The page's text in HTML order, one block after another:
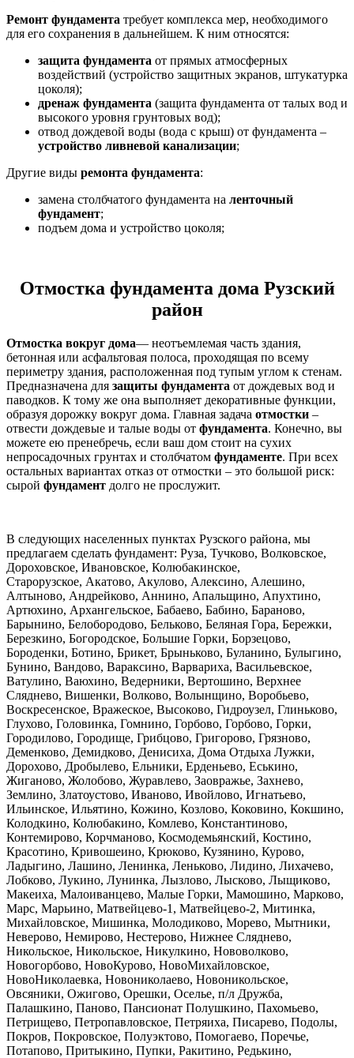
Ремонт фундамента требует комплекса мер, необходимого
для его сохранения в дальнейшем. К ним относятся:
защита фундамента от прямых атмосферных
воздействий (устройство защитных экранов, штукатурка
цоколя);
дренаж фундамента (защита фундамента от талых вод и
высокого уровня грунтовых вод);
отвод дождевой воды (вода с крыш) от фундамента –
устройство ливневой канализации;
Другие виды ремонта фундамента:
замена столбчатого фундамента на ленточный
фундамент;
подъем дома и устройство цоколя;
Отмостка фундамента дома Рузский
район
Отмостка вокруг дома— неотъемлемая часть здания,
бетонная или асфальтовая полоса, проходящая по всему
периметру здания, расположенная под тупым углом к стенам.
Предназначена для защиты фундамента от дождевых вод и
паводков. К тому же она выполняет декоративные функции,
образуя дорожку вокруг дома. Главная задача отмостки –
отвести дождевые и талые воды от фундамента. Конечно, вы
можете ею пренебречь, если ваш дом стоит на сухих
непросадочных грунтах и столбчатом фундаменте. При всех
остальных вариантах отказ от отмостки – это большой риск:
сырой фундамент долго не прослужит.
В следующих населенных пунктах Рузского района, мы
предлагаем сделать фундамент: Руза, Тучково, Волковское,
Дороховское, Ивановское, Колюбакинское,
Старорузское, Акатово, Акулово, Алексино, Алешино,
Алтыново, Андрейково, Аннино, Апальщино, Апухтино,
Артюхино, Архангельское, Бабаево, Бабино, Бараново,
Барынино, Белобородово, Бельково, Беляная Гора, Бережки,
Березкино, Богородское, Большие Горки, Борзецово,
Бороденки, Ботино, Брикет, Брыньково, Буланино, Булыгино,
Бунино, Вандово, Вараксино, Варвариха, Васильевское,
Ватулино, Ваюхино, Ведерники, Вертошино, Верхнее
Сляднево, Вишенки, Волково, Волынщино, Воробьево,
Воскресенское, Вражеское, Высоково, Гидроузел, Глиньково,
Глухово, Головинка, Гомнино, Горбово, Горбово, Горки,
Городилово, Городище, Грибцово, Григорово, Грязново,
Деменково, Демидково, Денисиха, Дома Отдыха Лужки,
Дорохово, Дробылево, Ельники, Ерденьево, Еськино,
Жиганово, Жолобово, Журавлево, Заовражье, Захнево,
Землино, Златоустово, Иваново, Ивойлово, Игнатьево,
Ильинское, Ильятино, Кожино, Козлово, Коковино, Кокшино,
Колодкино, Колюбакино, Комлево, Константиново,
Контемирово, Корчманово, Космодемьянский, Костино,
Красотино, Кривошеино, Крюково, Кузянино, Курово,
Ладыгино, Лашино, Ленинка, Леньково, Лидино, Лихачево,
Лобково, Лукино, Лунинка, Лызлово, Лысково, Лыщиково,
Макеиха, Малоиванцево, Малые Горки, Мамошино, Марково,
Марс, Марьино, Матвейцево-1, Матвейцево-2, Митинка,
Михайловское, Мишинка, Молодиково, Морево, Мытники,
Неверово, Немирово, Нестерово, Нижнее Сляднево,
Никольское, Никольское, Никулкино, Нововолково,
Новогорбово, НовоКурово, НовоМихайловское,
НовоНиколаевка, Новониколаево, Новоникольское,
Овсяники, Ожигово, Орешки, Оселье, п/л Дружба,
Палашкино, Паново, Пансионат Полушкино, Пахомьево,
Петрищево, Петропавловское, Петряиха, Писарево, Подолы,
Покров, Покровское, Полуэктово, Помогаево, Поречье,
Потапово, Притыкино, Пупки, Ракитино, Редькино,